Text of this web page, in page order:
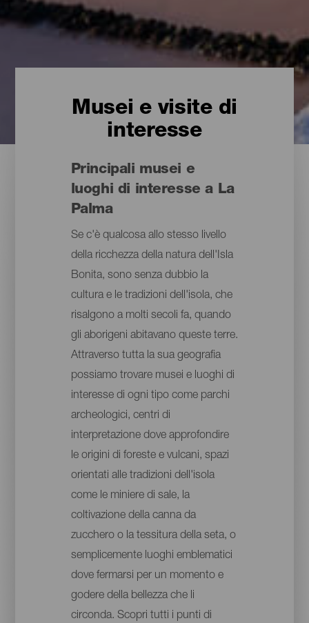
Musei e visite di
interesse
Principali musei e
luoghi di interesse a La
Palma
Se c'è qualcosa allo stesso livello
della ricchezza della natura dell'Isla
Bonita, sono senza dubbio la
cultura e le tradizioni dell'isola, che
risalgono a molti secoli fa, quando
gli aborigeni abitavano queste terre.
Attraverso tutta la sua geografia
possiamo trovare musei e luoghi di
interesse di ogni tipo come parchi
archeologici, centri di
interpretazione dove approfondire
le origini di foreste e vulcani, spazi
orientati alle tradizioni dell'isola
come le miniere di sale, la
coltivazione della canna da
zucchero o la tessitura della seta, o
semplicemente luoghi emblematici
dove fermarsi per un momento e
godere della bellezza che li
circonda. Scopri tutti i punti di